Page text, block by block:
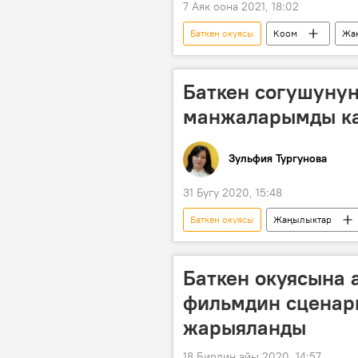
7 Аяк оона 2021, 18:02
Баткен окуясы Коом
Окуялар
Баткен
Баткен
манжаларымды
Зульфия Тургунова
31 Бугу 2020, 15:48
Баткен окуясы Жаңылыктар
Мультимедиа
ардагер
Баткен окуясына
фильмдин
жарыяланды